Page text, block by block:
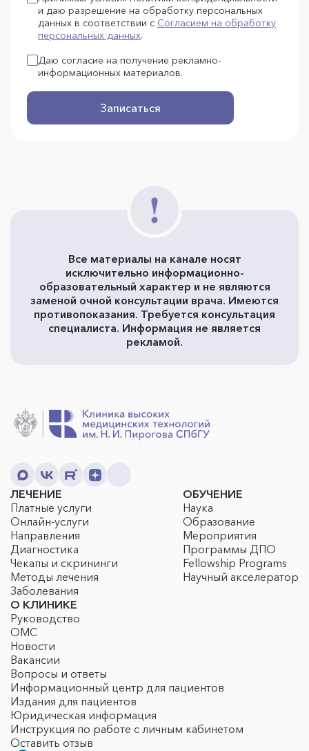
и даю разрешение на обработку персональных
данных в соответствии с Согласием на обработку
персональных данных.
Даю согласие на получение рекламно-
информационных материалов.
Записаться
Все материалы на канале носят
исключительно информационно-
образовательный характер и не являются
заменой очной консультации врача. Имеются
противопоказания. Требуется консультация
специалиста. Информация не является
рекламой.
ЛЕЧЕНИЕ
Платные услуги
Онлайн-услуги
Направления
Диагностика
Чекапы и скрининги
Методы лечения
Заболевания
ОБУЧЕНИЕ
Наука
Образование
Мероприятия
Программы ДПО
Fellowship Programs
Научный акселератор
О КЛИНИКЕ
Руководство
ОМС
Новости
Вакансии
Вопросы и ответы
Информационный центр для пациентов
Издания для пациентов
Юридическая информация
Инструкция по работе с личным кабинетом
Оставить отзыв